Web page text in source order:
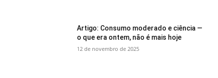
Artigo: Consumo moderado e ciência —
o que era ontem, não é mais hoje
12 de novembro de 2025